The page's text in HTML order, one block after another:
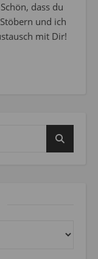
dass du
und ich
mit Dir!